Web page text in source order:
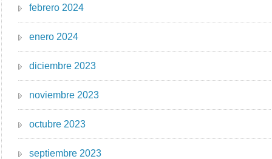
febrero 2024
enero 2024
diciembre 2023
noviembre 2023
octubre 2023
septiembre 2023